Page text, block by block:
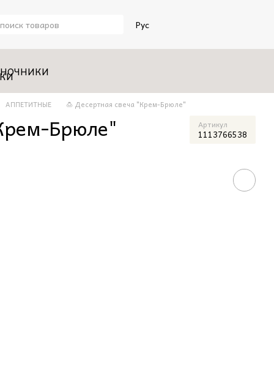
Рус
НОЧНИКИ
АППЕТИТНЫЕ 🍮 Десертная свеча "Крем-Брюле"
Брюле" Артикул
1113766538